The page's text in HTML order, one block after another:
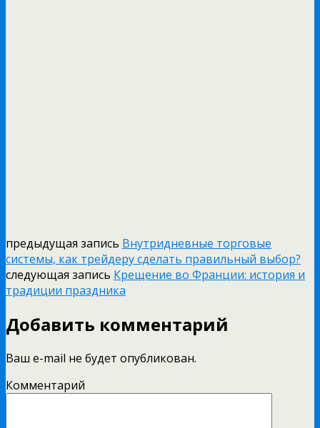
предыдущая запись Внутридневные торговые
системы, как трейдеру сделать правильный выбор?
следующая запись Крещение во Франции: история и
традиции праздника
Добавить комментарий
Ваш e-mail не будет опубликован.
Комментарий